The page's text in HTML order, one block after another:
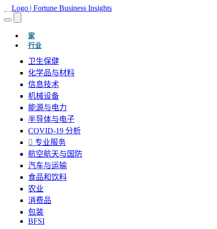
家(当前的)
行业
卫生保健
化学品与材料
信息技术
机械设备
能源与电力
半导体与电子
COVID-19 分析
专业服务
航空航天与国防
汽车与运输
食品和饮料
农业
消费品
包装
BFSI